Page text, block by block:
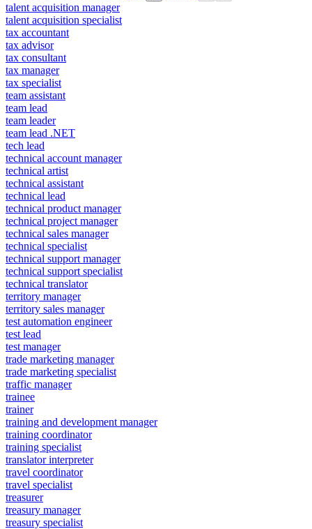
talent acquisition manager
talent acquisition specialist
tax accountant
tax advisor
tax consultant
tax manager
tax specialist
team assistant
team lead
team leader
team lead .NET
tech lead
technical account manager
technical artist
technical assistant
technical lead
technical product manager
technical project manager
technical sales manager
technical specialist
technical support manager
technical support specialist
technical translator
territory manager
territory sales manager
test automation engineer
test lead
test manager
trade marketing manager
trade marketing specialist
traffic manager
trainee
trainer
training and development manager
training coordinator
training specialist
translator interpreter
travel coordinator
travel specialist
treasurer
treasury manager
treasury specialist